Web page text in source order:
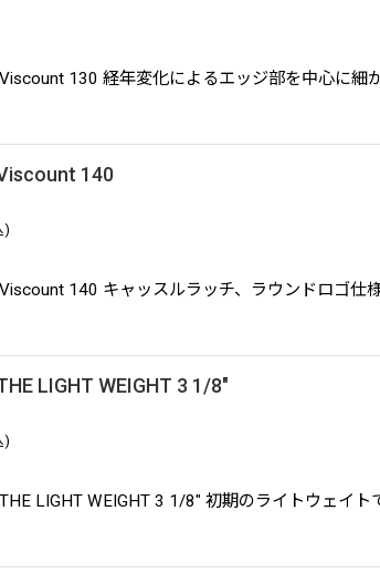
Viscount 130 経年変化によるエッジ部を中心に
Viscount 140
)
Viscount 140 キャッスルラッチ、ラウンドロゴ
LIGHT WEIGHT 3 1/8"
)
THE LIGHT WEIGHT 3 1/8" 初期のライトウェイ